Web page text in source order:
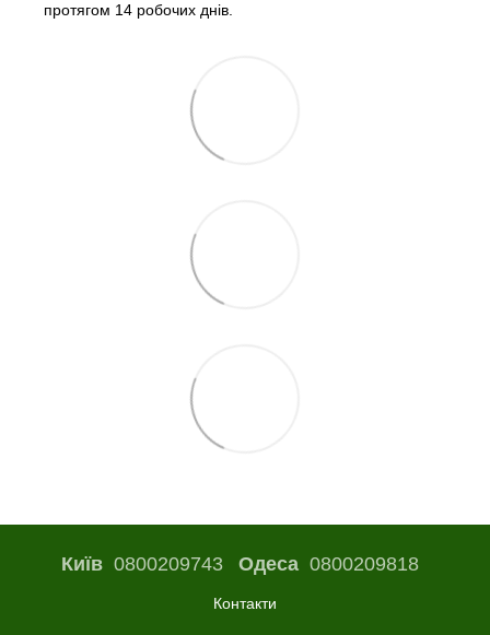
протягом 14 робочих днів.
Київ0800209743 Одеса0800209818
Контакти